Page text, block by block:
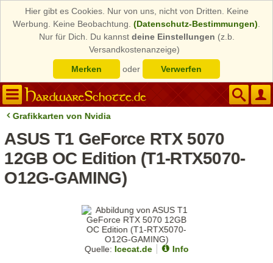
Hier gibt es Cookies. Nur von uns, nicht von Dritten. Keine
Werbung. Keine Beobachtung. (Datenschutz-Bestimmungen)
Nur für Dich. Du kannst deine Einstellungen (z.b.
Versandkostenanzeige)
Merken
oder Verwerfen
Grafikkarten von Nvidia
ASUS T1 GeForce RTX 5070
12GB OC Edition (T1-RTX5070-
O12G-GAMING)
Quelle: Icecat.de
Info